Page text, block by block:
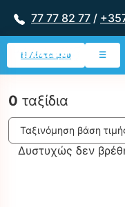
77 77 82 77 /
Η Λίστα μου ☰
0 ταξίδια
Δυστυχώς δεν